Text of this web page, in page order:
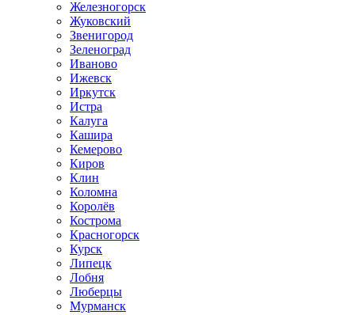
Железногорск
Жуковский
Звенигород
Зеленоград
Иваново
Ижевск
Иркутск
Истра
Калуга
Кашира
Кемерово
Киров
Клин
Коломна
Королёв
Кострома
Красногорск
Курск
Липецк
Лобня
Люберцы
Мурманск